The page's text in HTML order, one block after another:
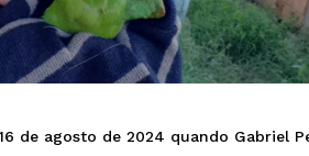
de agosto de 2024 quando Gabriel